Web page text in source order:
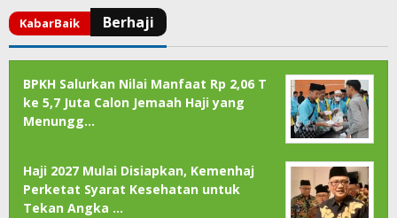
BPKH Salurkan Nilai Manfaat Rp 2,06 T
ke 5,7 Juta Calon Jemaah Haji yang
Menungg…
Haji 2027 Mulai Disiapkan, Kemenhaj
Perketat Syarat Kesehatan untuk
Tekan Angka …